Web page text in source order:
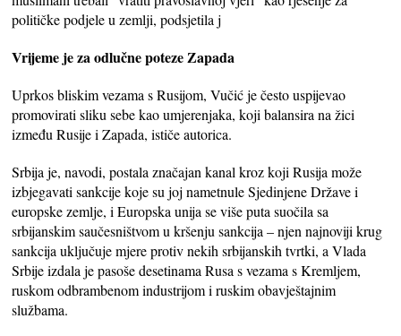
političke podjele u zemlji, podsjetila j
Vrijeme je za odlučne poteze Zapada
Uprkos bliskim vezama s Rusijom, Vučić je često uspijevao
promovirati sliku sebe kao umjerenjaka, koji balansira na žici
između Rusije i Zapada, ističe autorica.
Srbija je, navodi, postala značajan kanal kroz koji Rusija može
izbjegavati sankcije koje su joj nametnule Sjedinjene Države i
europske zemlje, i Europska unija se više puta suočila sa
srbijanskim saučesništvom u kršenju sankcija – njen najnoviji krug
sankcija uključuje mjere protiv nekih srbijanskih tvrtki, a Vlada
Srbije izdala je pasoše desetinama Rusa s vezama s Kremljem,
ruskom odbrambenom industrijom i ruskim obavještajnim
službama.